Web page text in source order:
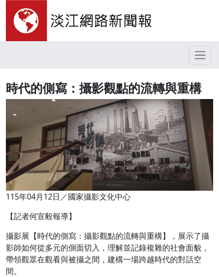
時代的側寫：攝影觀點的流轉與重構
115年04月12日／國家攝影文化中心
【記者何宣毅報導】
攝影展【時代的側寫：攝影觀點的流轉與重構】，展示了攝
影師如何從多元的側面切入，理解並記錄複雜的社會面貌，
帶領觀眾在觀看與被攝之間，建構一場跨越時代的對話空
間。